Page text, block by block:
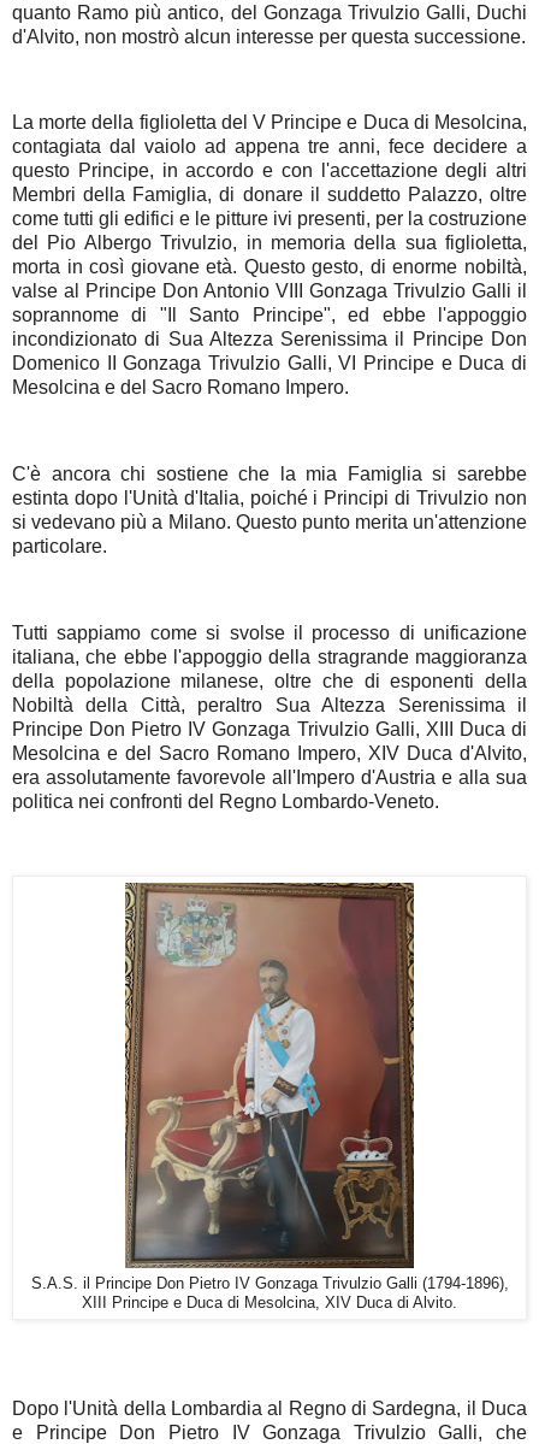
quanto Ramo più antico, del Gonzaga Trivulzio Galli, Duchi
d'Alvito, non mostrò alcun interesse per questa successione.
La morte della figlioletta del V Principe e Duca di Mesolcina,
contagiata dal vaiolo ad appena tre anni, fece decidere a
questo Principe, in accordo e con l'accettazione degli altri
Membri della Famiglia, di donare il suddetto Palazzo, oltre
come tutti gli edifici e le pitture ivi presenti, per la costruzione
del Pio Albergo Trivulzio, in memoria della sua figlioletta,
morta in così giovane età. Questo gesto, di enorme nobiltà,
valse al Principe Don Antonio VIII Gonzaga Trivulzio Galli il
soprannome di "Il Santo Principe", ed ebbe l'appoggio
incondizionato di Sua Altezza Serenissima il Principe Don
Domenico II Gonzaga Trivulzio Galli, VI Principe e Duca di
Mesolcina e del Sacro Romano Impero.
C'è ancora chi sostiene che la mia Famiglia si sarebbe
estinta dopo l'Unità d'Italia, poiché i Principi di Trivulzio non
si vedevano più a Milano. Questo punto merita un'attenzione
particolare.
Tutti sappiamo come si svolse il processo di unificazione
italiana, che ebbe l'appoggio della stragrande maggioranza
della popolazione milanese, oltre che di esponenti della
Nobiltà della Città, peraltro Sua Altezza Serenissima il
Principe Don Pietro IV Gonzaga Trivulzio Galli, XIII Duca di
Mesolcina e del Sacro Romano Impero, XIV Duca d'Alvito,
era assolutamente favorevole all'Impero d'Austria e alla sua
politica nei confronti del Regno Lombardo-Veneto.
S.A.S. il Principe Don Pietro IV Gonzaga Trivulzio Galli (1794-1896),
XIII Principe e Duca di Mesolcina, XIV Duca di Alvito.
Dopo l'Unità della Lombardia al Regno di Sardegna, il Duca
e Principe Don Pietro IV Gonzaga Trivulzio Galli, che